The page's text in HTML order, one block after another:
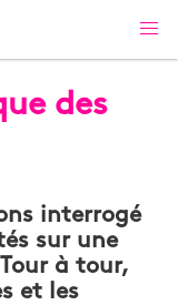
des
interrogé
sur une
à tour,
et les